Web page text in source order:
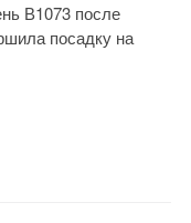
В1073 после
посадку на